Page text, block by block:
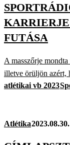
FUTÁSA
A masszőrje
illetve örüljön azért,
atlétikai vb 2023
Atlétika